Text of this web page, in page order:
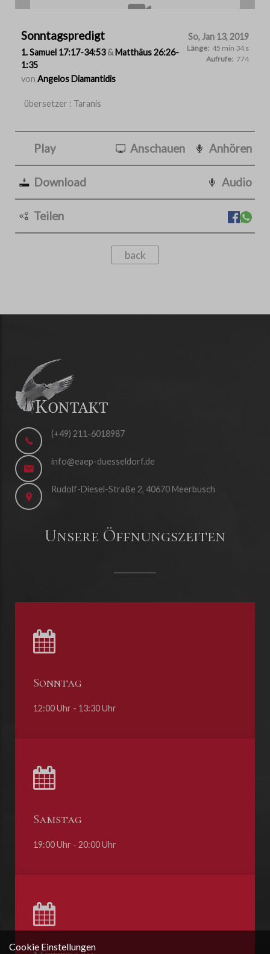
Cookies einmalig akzeptierenSo, Jan 13, 2019
Länge: 45 min 34 s
Aufrufe: 774
Sonntagspredigt
1. Samuel 17:17-34:53& Matthäus 26:26-
1:35
von Angelos Diamantidis
übersetzer : Taranis
Anschauen Anhören
Play
Audio
Download
Teilen
back
Cookie Einstellungen
(+49) 211-6018987
info@eaep-duesseldorf.de
Rudolf-Diesel-Straße 2, 40670 Meerbusch
Unsere Öffnungszeiten
Sonntag
12:00 Uhr - 13:30 Uhr
Samstag
19:00 Uhr - 20:00 Uhr